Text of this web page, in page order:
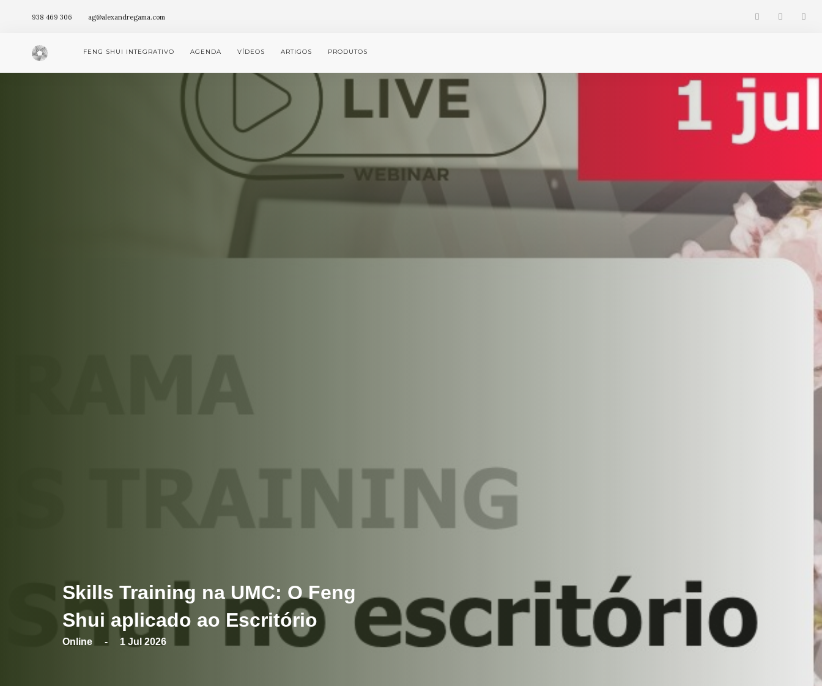
938 469 306 ag@alexandregama.com
FENG SHUI INTEGRATIVO AGENDA VÍDEOS ARTIGOS PRODUTOS
Skills Training na UMC: O Feng
Shui aplicado ao Escritório
Online - 1 Jul 2026